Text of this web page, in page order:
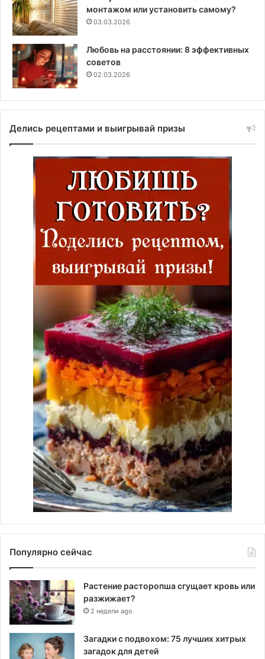
монтажом или установить самому?
03.03.2026
Любовь на расстоянии: 8 эффективных
советов
02.03.2026
Делись рецептами и выигрывай призы
Популярно сейчас
Растение расторопша сгущает кровь или
разжижает?
2 недели ago
Загадки с подвохом: 75 лучших хитрых
загадок для детей